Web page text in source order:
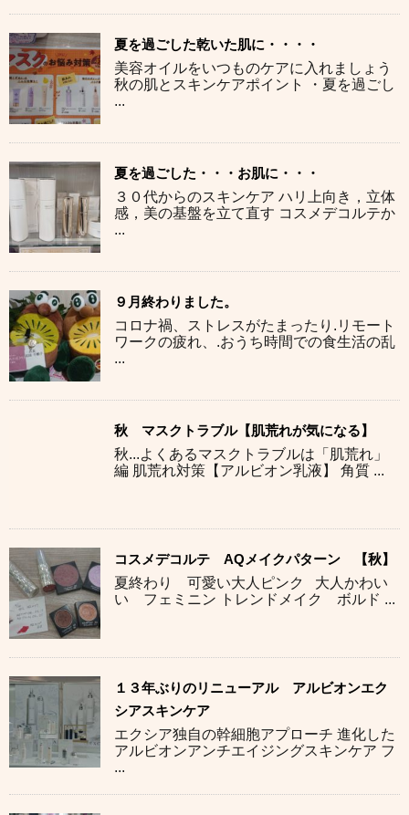
夏を過ごした乾いた肌に・・・・
美容オイルをいつものケアに入れましょう
秋の肌とスキンケアポイント ・夏を過ごし
...
夏を過ごした・・・お肌に・・・
３０代からのスキンケア ハリ上向き，立体
感，美の基盤を立て直す コスメデコルテか
...
９月終わりました。
コロナ禍、ストレスがたまったり.リモート
ワークの疲れ、.おうち時間での食生活の乱
...
秋 マスクトラブル【肌荒れが気になる】
秋...よくあるマスクトラブルは「肌荒れ」
編 肌荒れ対策【アルビオン乳液】 角質 ...
コスメデコルテ AQメイクパターン 【秋】
夏終わり 可愛い大人ピンク 大人かわい
い フェミニン トレンドメイク ボルド ...
１３年ぶりのリニューアル アルビオンエク
シアスキンケア
エクシア独自の幹細胞アプローチ 進化した
アルビオンアンチエイジングスキンケア フ
...